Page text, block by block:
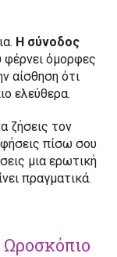
Η σύνοδος
φέρνει όμορφες
αίσθηση ότι
ελεύθερα.
ζήσεις τον
πίσω σου
μια ερωτική
πραγματικά.